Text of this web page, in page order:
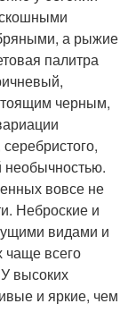
а рыжие
палитра
черным,
необычностью.
вовсе не
Неброские и
видами и
чаще всего
высоких
и яркие, чем